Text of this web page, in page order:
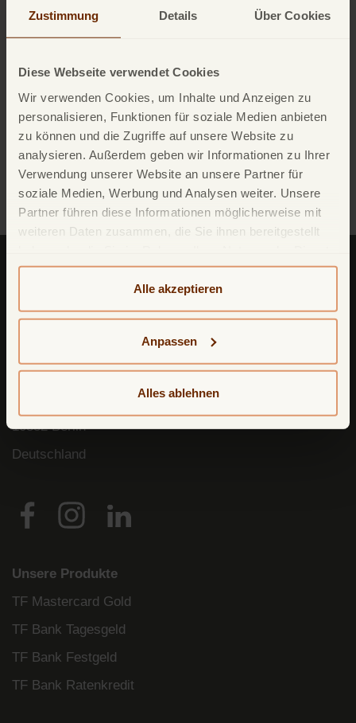
Zustimmung Details Über Cookies
Diese Webseite verwendet Cookies
Wir verwenden Cookies, um Inhalte und Anzeigen zu
personalisieren, Funktionen für soziale Medien anbieten
zu können und die Zugriffe auf unsere Website zu
analysieren. Außerdem geben wir Informationen zu Ihrer
Verwendung unserer Website an unsere Partner für
soziale Medien, Werbung und Analysen weiter. Unsere
Partner führen diese Informationen möglicherweise mit
weiteren Daten zusammen, die Sie ihnen bereitgestellt
gesammelt haben. Weitere detailliertere Informationen
finden Sie in unsererDatenschutzerklärung
Cookie-Policy. Das Impressum können Siehier
Alle akzeptieren
Anpassen
Alles ablehnen
dem sie gekauft wurden.
11. Eine Liste der Versandorte finden Sie hier
13. Die Bestimmungen zur Datenschutzerklärung von Zalando finden
Siehier .
TF Bank (ein zweiter Firmenname von
AvardaBankAB (publ)) reg. no. 556158-1041)
10832 Berlin
Deutschland
Unsere Produkte
TF Mastercard Gold
TF Bank Tagesgeld
TF Bank Festgeld
TF Bank Ratenkredit